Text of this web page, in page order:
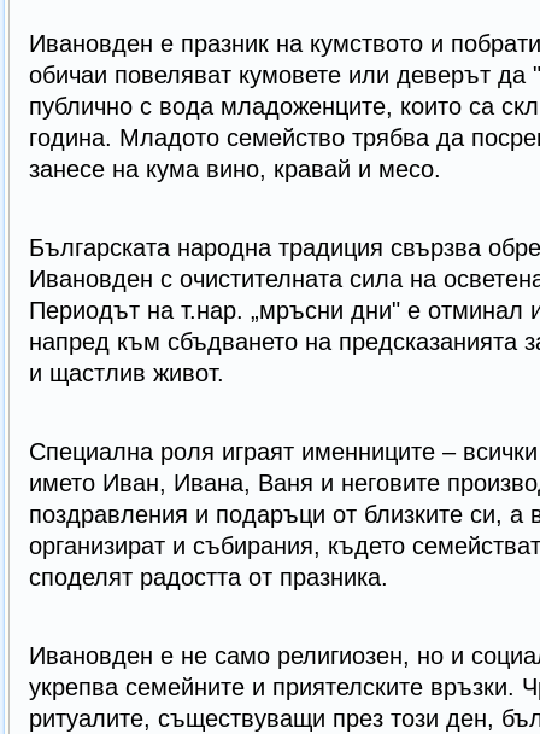
Ивановден е празник на кумството и
обичаи повеляват кумовете или деверът да
публично с вода младоженците, които са
година. Младото семейство трябва да
занесе на кума вино, кравай и месо.
Българската народна традиция свързва
Ивановден с очистителната сила на
Периодът на т.нар. „мръсни дни" е отминал
напред към сбъдването на предсказанията
и щастлив живот.
Специална роля играят именниците –
името Иван, Ивана, Ваня и неговите
поздравления и подаръци от близките си, а
организират и събирания, където
споделят радостта от празника.
Ивановден е не само религиозен, но и
укрепва семейните и приятелските връзки.
ритуалите, съществуващи през този ден,